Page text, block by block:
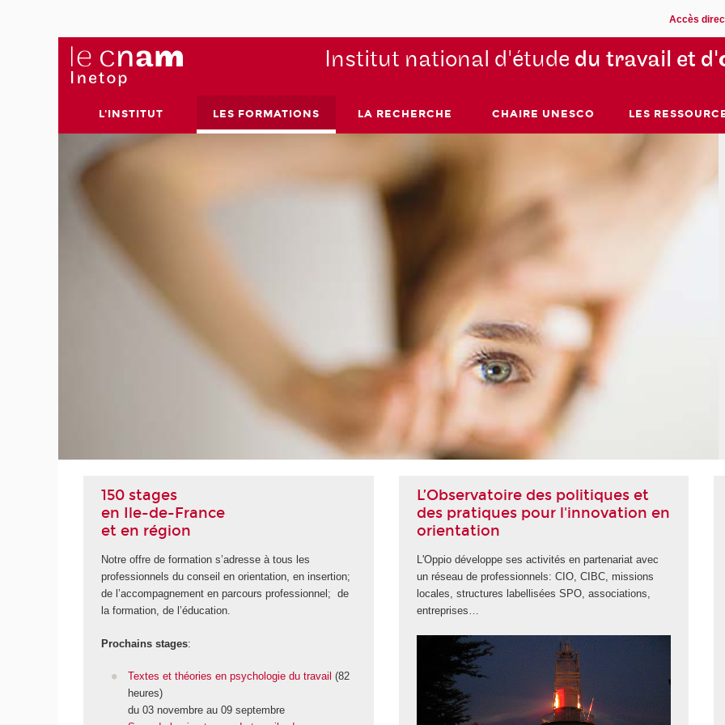
Accès
Institut national d'étude du travail et d'
L'INSTITUT LES FORMATIONS LA RECHERCHE CHAIRE UNESCO LES
150 stages
en Ile-de-France
et en région
Notre offre de formation s’adresse à tous les
professionnels du conseil en orientation, en insertion;
de l’accompagnement en parcours professionnel; de
la formation, de l’éducation.
Prochains stages:
Textes et théories en psychologie du travail (82
heures)
du 03 novembre au 09 septembre
L’Observatoire des politiques et
des pratiques pour l'innovation en
orientation
L'Oppio développe ses activités en partenariat avec
un réseau de professionnels: CIO, CIBC, missions
locales, structures labellisées SPO, associations,
entreprises…